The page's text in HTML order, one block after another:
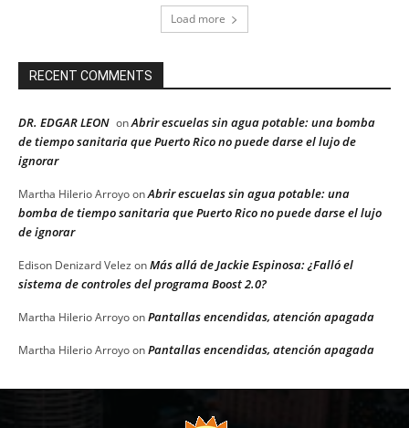
Load more
RECENT COMMENTS
DR. EDGAR LEON onAbrir escuelas sin agua potable: una bomba
de tiempo sanitaria que Puerto Rico no puede darse el lujo de
ignorar
Martha Hilerio ArroyoonAbrir escuelas sin agua potable: una
bomba de tiempo sanitaria que Puerto Rico no puede darse el lujo
de ignorar
Edison Denizard Velez onMás allá de Jackie Espinosa: ¿Falló el
sistema de controles del programa Boost 2.0?
Martha Hilerio ArroyoonPantallas encendidas, atención apagada
Martha Hilerio ArroyoonPantallas encendidas, atención apagada